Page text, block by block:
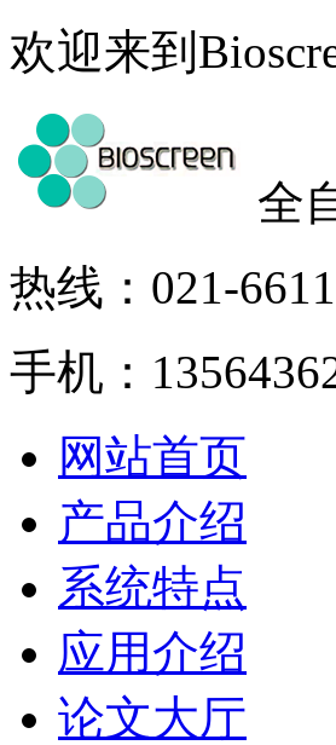
欢迎来到
全
热线：021-
手机：
网站首页
产品介绍
系统特点
应用介绍
论文大厅